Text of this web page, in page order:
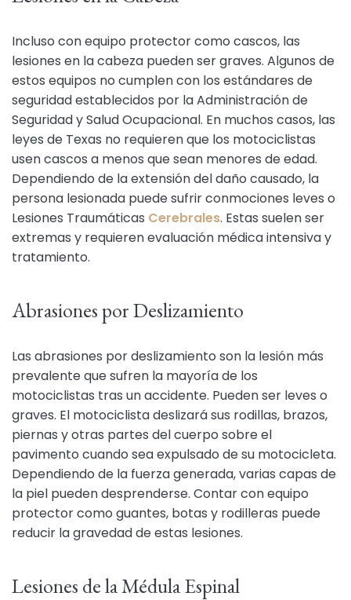
Incluso con equipo protector como cascos, las
lesiones en la cabeza pueden ser graves. Algunos de
estos equipos no cumplen con los estándares de
seguridad establecidos por la Administración de
Seguridad y Salud Ocupacional. En muchos casos, las
leyes de Texas no requieren que los motociclistas
usen cascos a menos que sean menores de edad.
Dependiendo de la extensión del daño causado, la
persona lesionada puede sufrir conmociones leves o
Lesiones Traumáticas Cerebrales. Estas suelen ser
extremas y requieren evaluación médica intensiva y
tratamiento.
Abrasiones por Deslizamiento
Las abrasiones por deslizamiento son la lesión más
prevalente que sufren la mayoría de los
motociclistas tras un accidente. Pueden ser leves o
graves. El motociclista deslizará sus rodillas, brazos,
piernas y otras partes del cuerpo sobre el
pavimento cuando sea expulsado de su motocicleta.
Dependiendo de la fuerza generada, varias capas de
la piel pueden desprenderse. Contar con equipo
protector como guantes, botas y rodilleras puede
reducir la gravedad de estas lesiones.
Lesiones de la Médula Espinal